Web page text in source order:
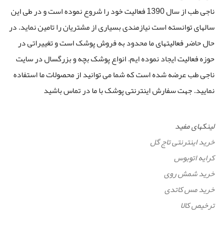
ناجی طب از سال 1390 فعالیت خود را شروع نموده است و در طی این
سالهای توانسته است نیازمندی بسیاری از مشتریان را تامین نماید. در
حال حاضر فعالیتهای ما محدود به فروش پوشک است و تغییراتی در
حوزه فعالیت ایجاد نموده ایم. انواع پوشک بچه و بزرگسال در سایت
ناجی طب عرضه شده است که شما می توانید از محصولات ما استفاده
نمایید. جهت سفارش اینترنتی پوشک با ما در تماس باشید
لینکهای مفید
خرید اینترنتی تاج گل
کرایه اتوبوس
خرید شمش روی
خرید مس کاتدی
ترخیص کالا